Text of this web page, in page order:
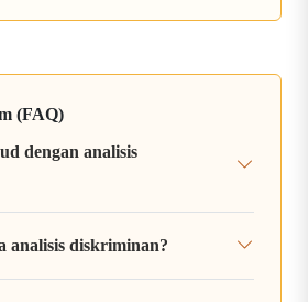
(FAQ)
dengan analisis
analisis diskriminan?